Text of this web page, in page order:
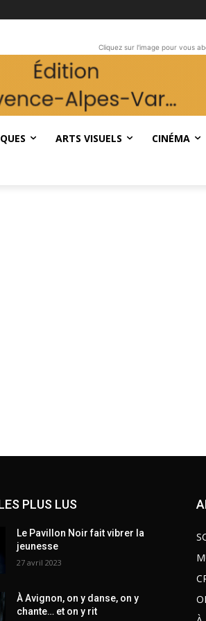
Cliquez sur l'image pour vous
ARTS VISUELS CINÉMA
PLUS LUS
Le Pavillon Noir fait vibrer la
jeunesse
27 avril 2023
À Avignon, on y danse, on y
chante… et on y rit